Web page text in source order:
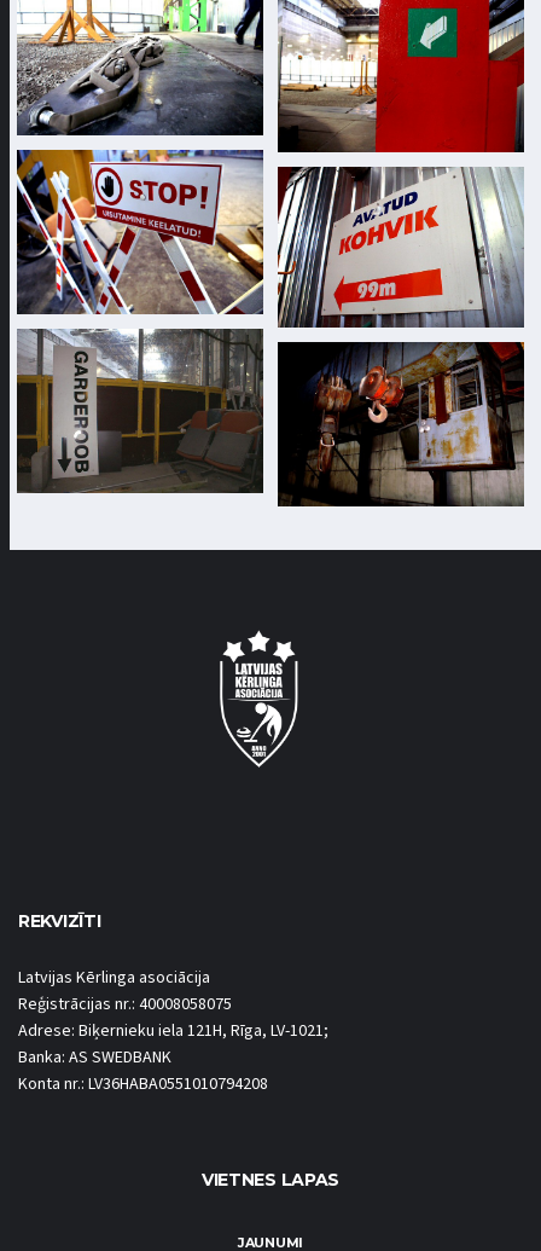
REKVIZĪTI
Latvijas Kērlinga asociācija
Reģistrācijas nr.: 40008058075
Adrese: Biķernieku iela 121H, Rīga, LV-1021;
Banka: AS SWEDBANK
Konta nr.: LV36HABA0551010794208
VIETNES LAPAS
JAUNUMI